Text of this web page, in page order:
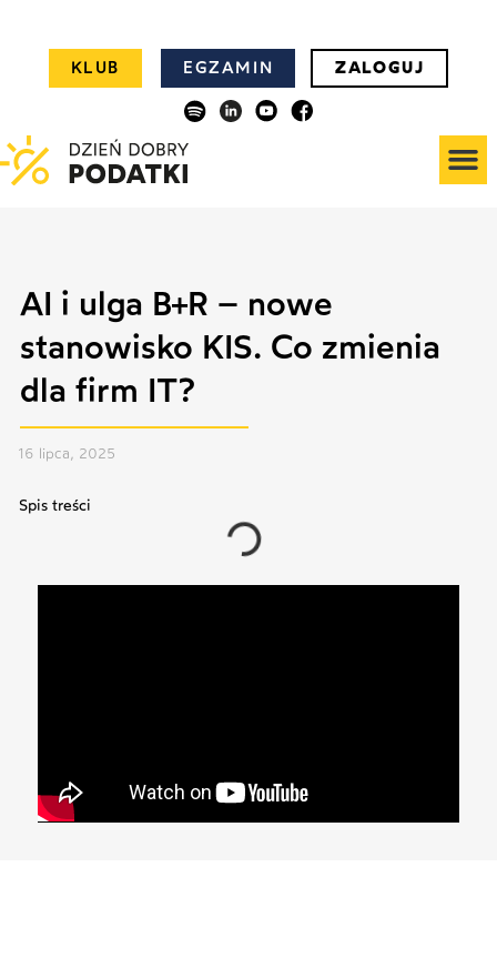
KLUB EGZAMIN ZALOGUJ
AI i ulga B+R – nowe
stanowisko KIS. Co zmienia
dla firm IT?
16 lipca, 2025
Spis treści